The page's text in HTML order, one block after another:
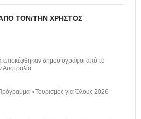
ΤΟΝ/ΤΗΝ ΧΡΉΣΤΟΣ
επισκέφθηκαν δημοσιογράφοι από το
Αυστραλία
«Τουρισμός για Όλους 2026-